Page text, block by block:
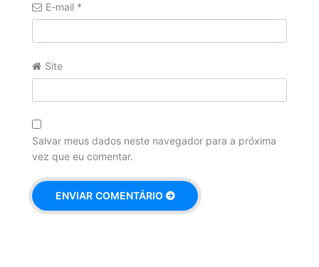
E-mail *
Site
Salvar meus dados neste navegador para a próxima
vez que eu comentar.